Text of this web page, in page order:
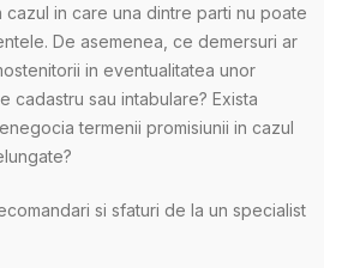
cazul in care una dintre parti nu poate
De asemenea, ce demersuri ar
in eventualitatea unor
cadastru sau intabulare? Exista
termenii promisiunii in cazul
si sfaturi de la un specialist